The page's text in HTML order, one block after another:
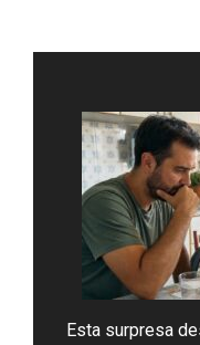
Esta surpresa